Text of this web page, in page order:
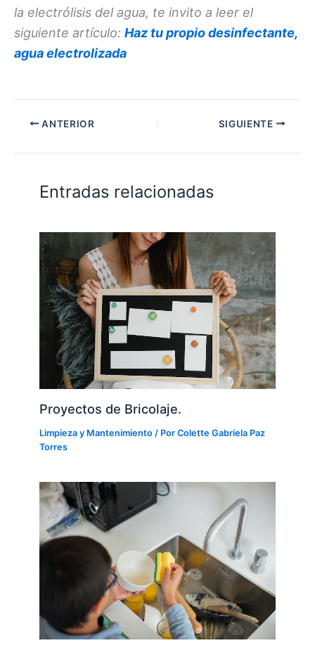
la electrólisis del agua, te invito a leer el
siguiente artículo: Haz tu propio desinfectante,
agua electrolizada
ANTERIOR SIGUIENTE
Entradas relacionadas
Proyectos de Bricolaje.
Limpieza y Mantenimiento / PorColette Gabriela Paz
Torres